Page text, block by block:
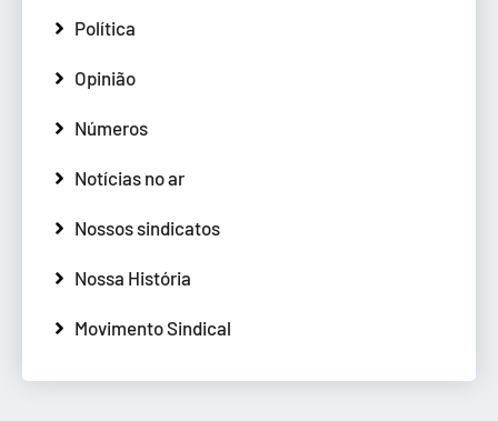
Política
Opinião
Números
Notícias no ar
Nossos sindicatos
Nossa História
Movimento Sindical